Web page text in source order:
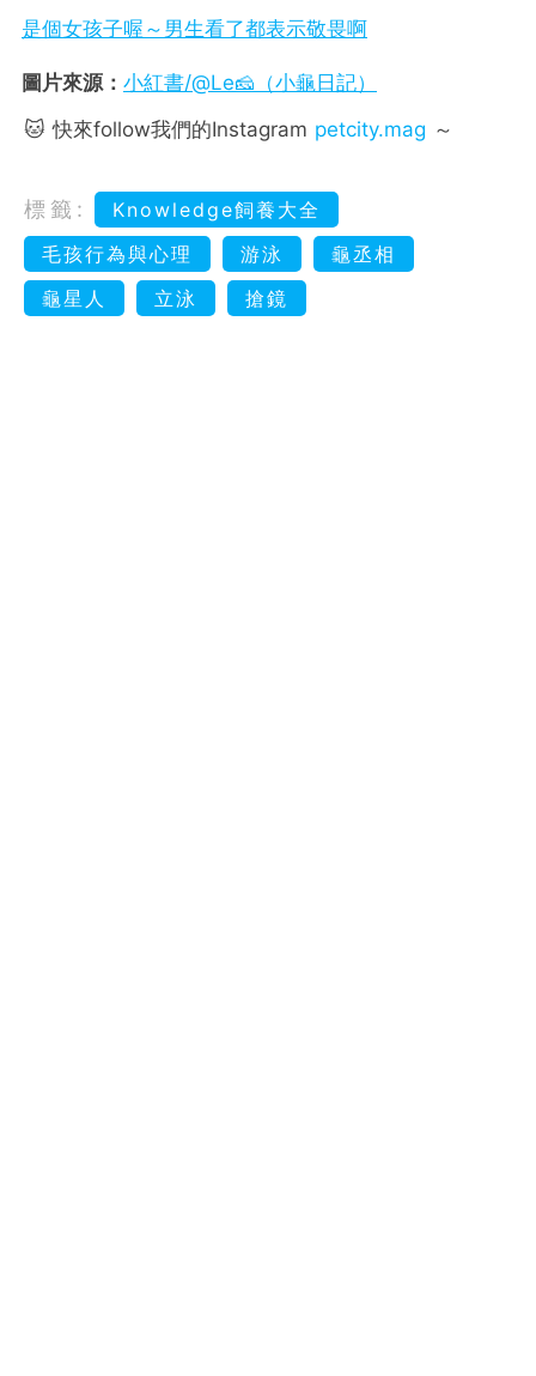
是個女孩子喔～男生看了都表示敬畏啊
圖片來源： 小紅書/@Le🧀（小龜日記）
🐱 快來follow我們的Instagram petcity.mag ～
標籤:
Knowledge飼養大全
毛孩行為與心理
游泳
龜丞相
龜星人
立泳 搶鏡